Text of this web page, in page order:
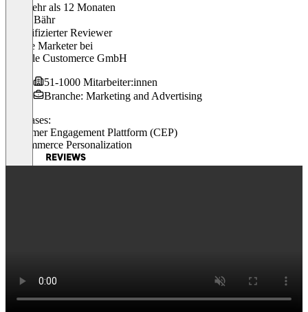
Vor mehr als 12 Monaten
Sasha Bähr
Verifizierter Reviewer
Online Marketerbei
TriStyle Customerce GmbH
51-1000 Mitarbeiter:innen
Branche: Marketing and Advertising
Use cases:
Customer Engagement Plattform (CEP)
E-Commerce Personalization